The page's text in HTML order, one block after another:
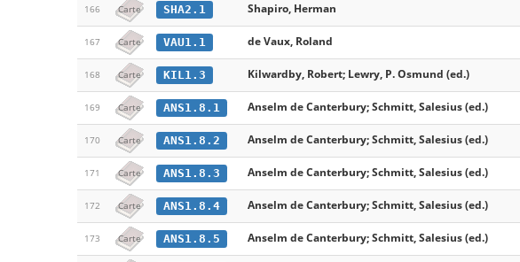
166 Carte SHA2.1 Shapiro, Herman
167 Carte VAU1.1 de Vaux, Roland
168 Carte KIL1.3 Kilwardby, Robert; Lewry, P. Osmund (ed.)
169 Carte ANS1.8.1 Anselm de Canterbury; Schmitt, Salesius (ed.)
170 Carte ANS1.8.2 Anselm de Canterbury; Schmitt, Salesius (ed.)
171 Carte ANS1.8.3 Anselm de Canterbury; Schmitt, Salesius (ed.)
172 Carte ANS1.8.4 Anselm de Canterbury; Schmitt, Salesius (ed.)
173 Carte ANS1.8.5 Anselm de Canterbury; Schmitt, Salesius (ed.)